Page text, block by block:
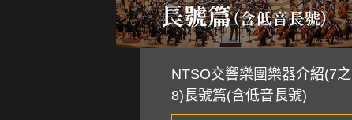
NTSO交響樂團樂器介紹(7之
8)長號篇(含低音長號)